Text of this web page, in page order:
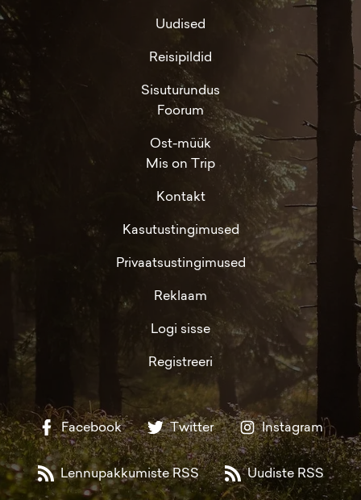
Uudised
Reisipildid
Sisuturundus
Foorum
Ost-müük
Mis on Trip
Kontakt
Kasutustingimused
Privaatsustingimused
Reklaam
Logi sisse
Registreeri
Facebook Twitter Instagram
Lennupakkumiste RSS Uudiste RSS